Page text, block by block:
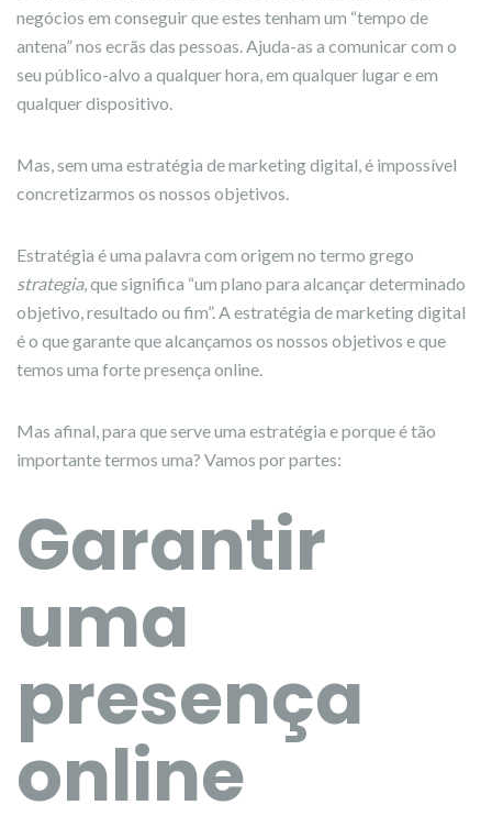
negócios em conseguir que estes tenham um “tempo de
antena” nos ecrãs das pessoas. Ajuda-as a comunicar com o
seu público-alvo a qualquer hora, em qualquer lugar e em
qualquer dispositivo.
Mas, sem uma estratégia de marketing digital, é impossível
concretizarmos os nossos objetivos.
Estratégia é uma palavra com origem no termo grego
strategia, que significa “um plano para alcançar determinado
objetivo, resultado ou fim”. A estratégia de marketing digital
é o que garante que alcançamos os nossos objetivos e que
temos uma forte presença online.
Mas afinal, para que serve uma estratégia e porque é tão
importante termos uma? Vamos por partes:
Garantir
uma
presença
online